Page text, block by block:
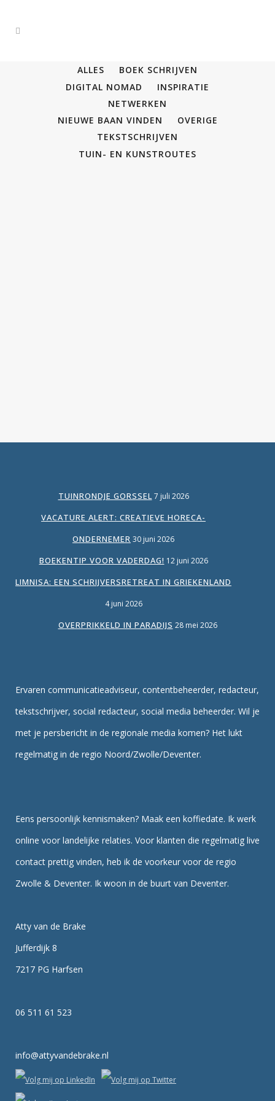
ALLES
BOEK SCHRIJVEN
DIGITAL NOMAD
INSPIRATIE
NETWERKEN
NIEUWE BAAN VINDEN
OVERIGE
TEKSTSCHRIJVEN
TUIN- EN KUNSTROUTES
TUINRONDJE GORSSEL 7 juli 2026
VACATURE ALERT: CREATIEVE HORECA-
ONDERNEMER 30 juni 2026
BOEKENTIP VOOR VADERDAG! 12 juni 2026
LIMNISA: EEN SCHRIJVERSRETREAT IN GRIEKENLAND
4 juni 2026
OVERPRIKKELD IN PARADIJS 28 mei 2026
Ervaren communicatieadviseur, contentbeheerder, redacteur,
tekstschrijver, social redacteur, social media beheerder. Wil je
met je persbericht in de regionale media komen? Het lukt
regelmatig in de regio Noord/Zwolle/Deventer.
Eens persoonlijk kennismaken? Maak een koffiedate. Ik werk
online voor landelijke relaties. Voor klanten die regelmatig live
contact prettig vinden, heb ik de voorkeur voor de regio
Zwolle & Deventer. Ik woon in de buurt van Deventer.
Atty van de Brake
Jufferdijk 8
7217 PG Harfsen
06 511 61 523
info@attyvandebrake.nl